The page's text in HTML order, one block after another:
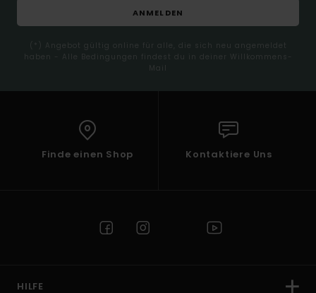
ANMELDEN
(*) Angebot gültig online für alle, die sich neu angemeldet
haben - Alle Bedingungen findest du in deiner Willkommens-
Mail
Finde einen Shop Kontaktiere Uns
HILFE